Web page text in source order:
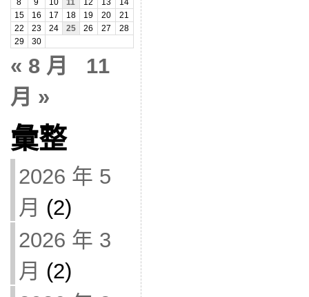
8
9 10 11 12 13
14
15
16 17 18 19 20
21
22
23 24 25 26 27
28
29
30
« 8 月
11
月 »
彙整
2026 年 5
月 (2)
2026 年 3
月 (2)